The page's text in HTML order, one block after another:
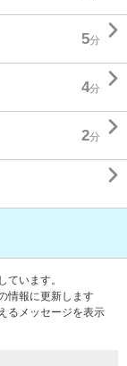
5分 
4分 
2分 

ています。
情報に更新します
るメッセージを表示